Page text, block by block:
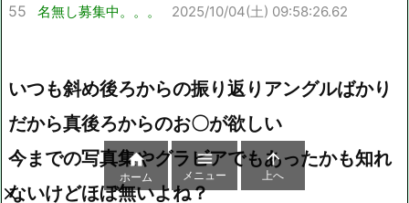
55 名無し募集中。。。 2025/10/04(土) 09:58:26.62
いつも斜め後ろからの振り返りアングルばかり
だから真後ろからのお〇が欲しい
今までの写真集やグラビアでもあったかも知れ
ないけどほぼ無いよね？

ホーム

メニュー

上へ